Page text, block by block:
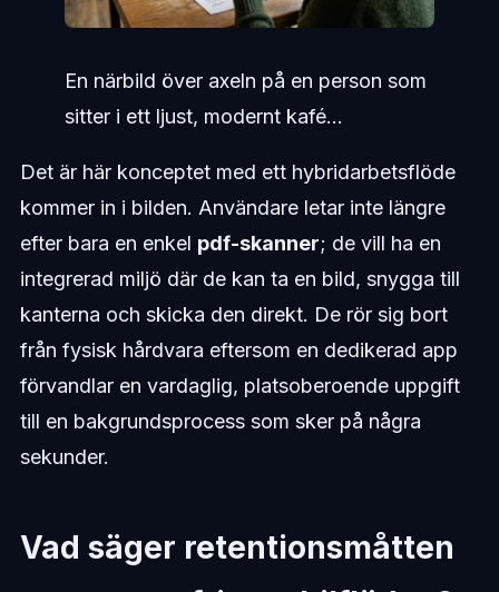
En närbild över axeln på en person som
sitter i ett ljust, modernt kafé...
Det är här konceptet med ett hybridarbetsflöde
kommer in i bilden. Användare letar inte längre
efter bara en enkel pdf-skanner; de vill ha en
integrerad miljö där de kan ta en bild, snygga till
kanterna och skicka den direkt. De rör sig bort
från fysisk hårdvara eftersom en dedikerad app
förvandlar en vardaglig, platsoberoende uppgift
till en bakgrundsprocess som sker på några
sekunder.
Vad säger retentionsmåtten